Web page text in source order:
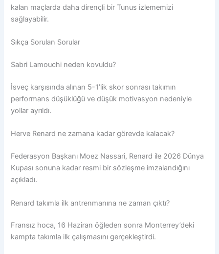
kalan maçlarda daha dirençli bir Tunus izlememizi
sağlayabilir.
Sıkça Sorulan Sorular
Sabri Lamouchi neden kovuldu?
İsveç karşısında alınan 5-1’lik skor sonrası takımın
performans düşüklüğü ve düşük motivasyon nedeniyle
yollar ayrıldı.
Herve Renard ne zamana kadar görevde kalacak?
Federasyon Başkanı Moez Nassari, Renard ile 2026 Dünya
Kupası sonuna kadar resmi bir sözleşme imzalandığını
açıkladı.
Renard takımla ilk antrenmanına ne zaman çıktı?
Fransız hoca, 16 Haziran öğleden sonra Monterrey’deki
kampta takımla ilk çalışmasını gerçekleştirdi.